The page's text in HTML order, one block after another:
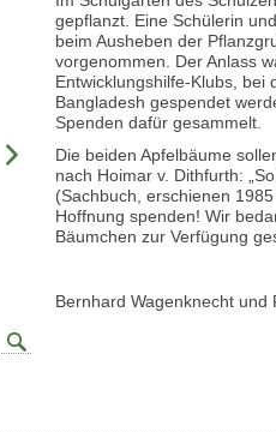
Großansicht
öffnen
gepflanzt. Eine Schülerin
beim Ausheben der
vorgenommen. Der Anlass
Entwicklungshilfe-Klubs, bei
Bangladesh gespendet
Spenden dafür gesammelt.
Die beiden Apfelbäume
nach Hoimar v. Dithfurth:
(Sachbuch, erschienen
Hoffnung spenden! Wir
Bäumchen zur Verfügung
Bernhard Wagenknecht